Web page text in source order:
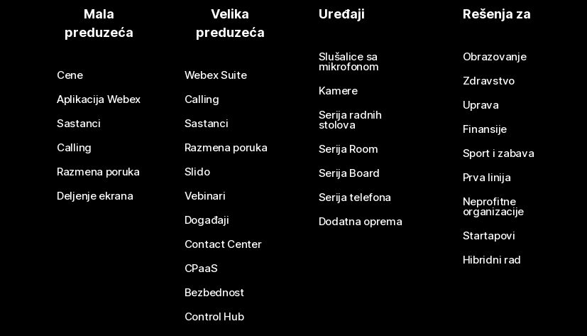
Treba vam odgovor?
Mala
preduzeća
Cene
Aplikacija Webex
Sastanci
Calling
Razmena poruka
Deljenje ekrana
Velika
preduzeća
Webex Suite
Calling
Sastanci
Razmena poruka
Slido
Vebinari
Događaji
Contact Center
CPaaS
Bezbednost
Control Hub
Uređaji
Slušalice sa
mikrofonom
Kamere
Serija radnih
stolova
Serija Room
Serija Board
Serija telefona
Dodatna oprema
Rešenja za
Obrazovanje
Zdravstvo
Uprava
Finansije
Sport i zabava
Prva linija
Neprofitne
organizacije
Startapovi
Hibridni rad